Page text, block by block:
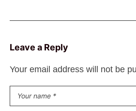
Leave a Reply
Your email address will not be